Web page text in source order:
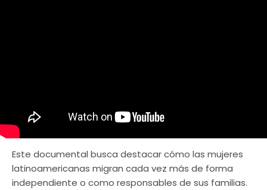
Este documental busca destacar cómo las mujeres
latinoamericanas migran cada vez más de forma
independiente o como responsables de sus familias.